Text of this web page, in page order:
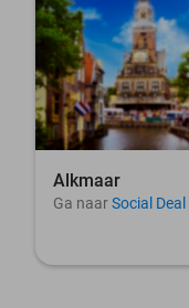
Alkmaar
Ga naarSocial